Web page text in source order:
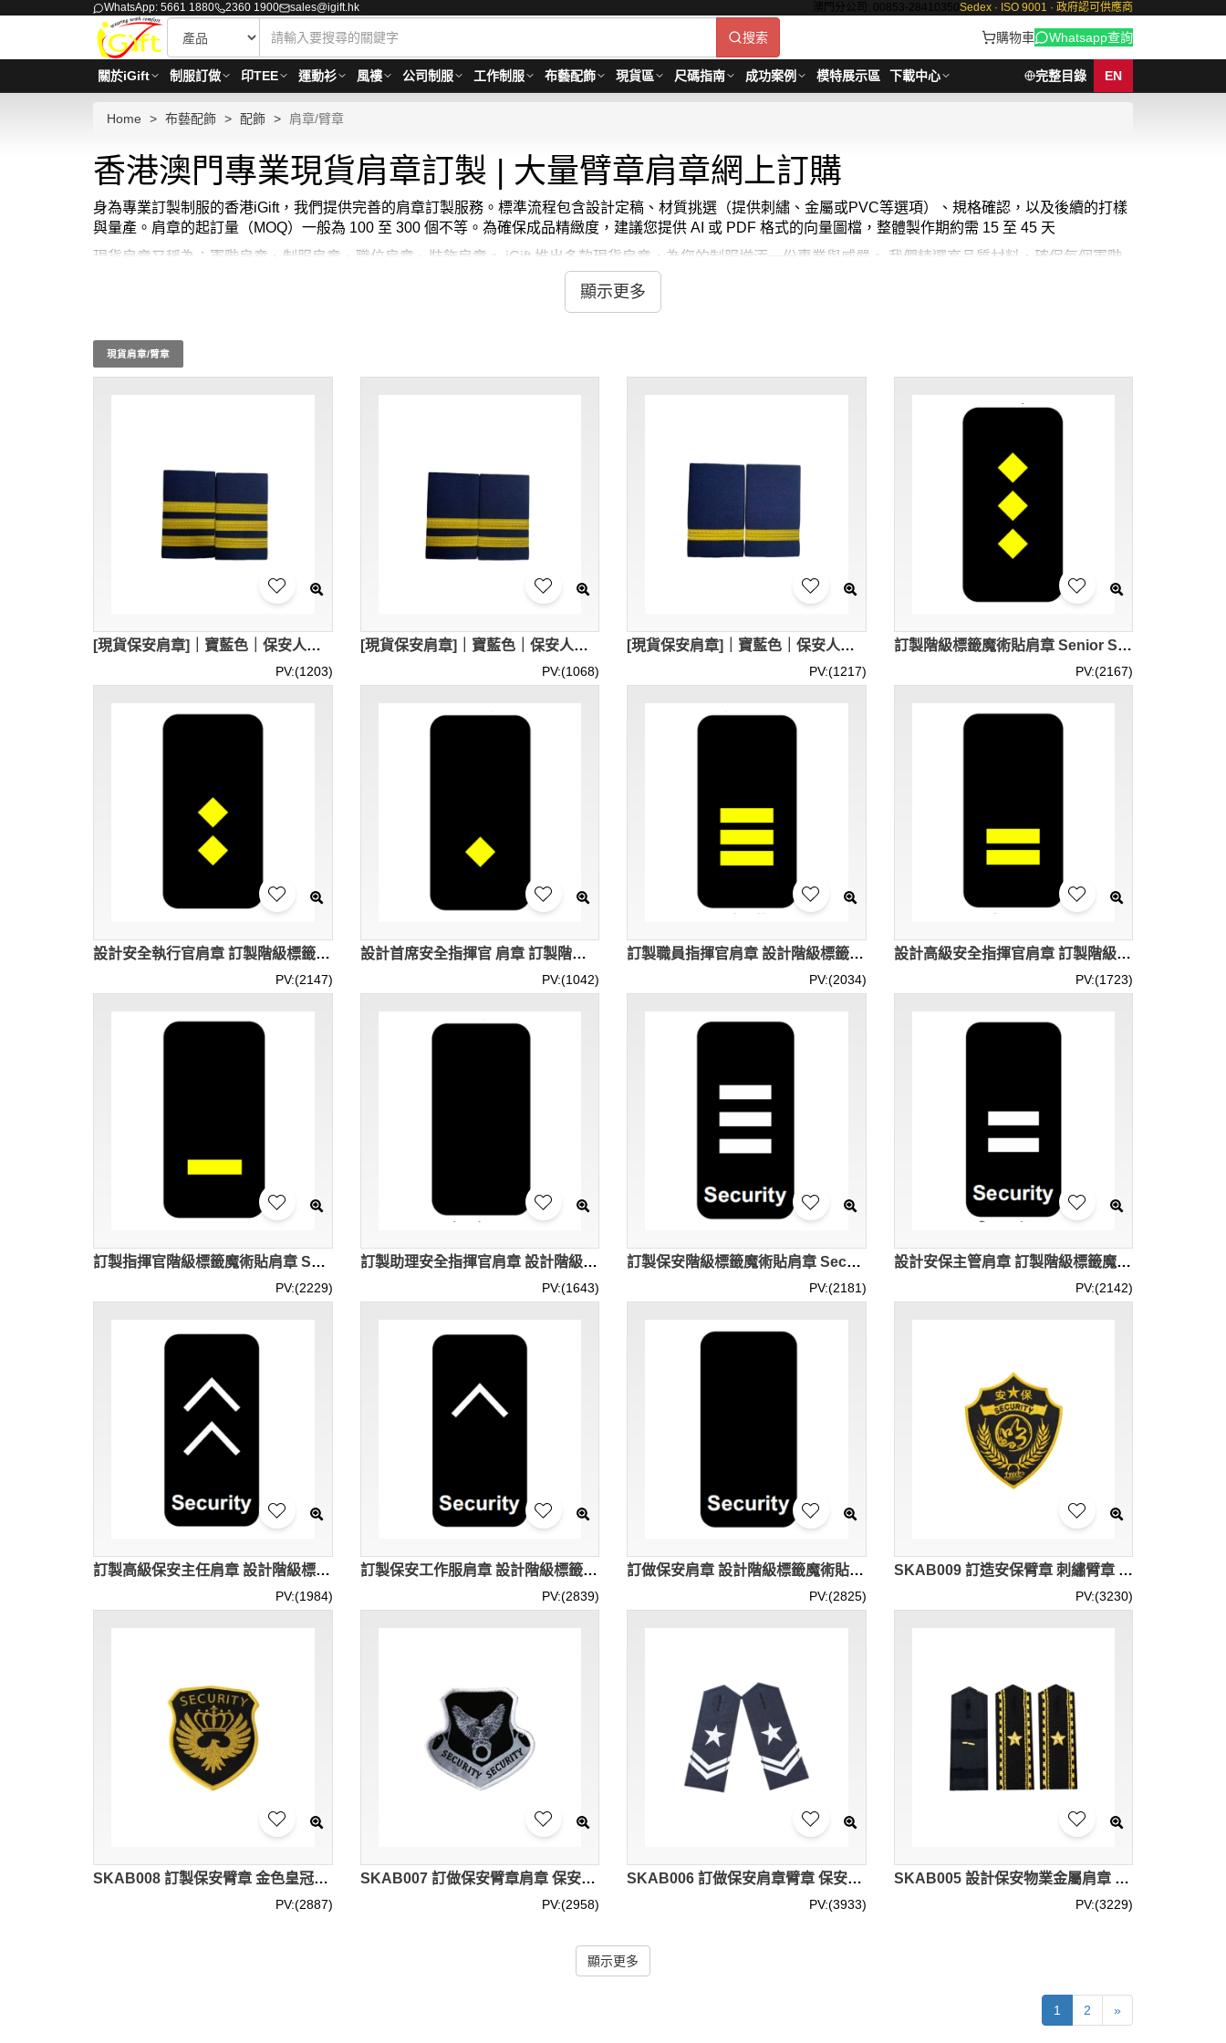
WhatsApp: 5661 1880 2360 1900 sales@igift.hk 澳門分公司: 00853-28410350 Sedex · ISO 9001 · 政府認可供應商
搜索 購物車 Whatsapp查詢
關於iGift 制服訂做 印TEE 運動衫 風褸 公司制服 工作制服 布藝配飾 現貨區 尺碼指南 成功案例 模特展示區 下載中心 完整目錄 EN
Home 布藝配飾 配飾 肩章/臂章
香港澳門專業現貨肩章訂製 | 大量臂章肩章網上訂購
身為專業訂製制服的香港iGift，我們提供完善的肩章訂製服務。標準流程包含設計定稿、材質挑選（提供刺繡、金屬或PVC等選項）、規格確認，以及後續的打樣
與量產。肩章的起訂量（MOQ）一般為 100 至 300 個不等。為確保成品精緻度，建議您提供 AI 或 PDF 格式的向量圖檔，整體製作期約需 15 至 45 天
現貨肩章又稱為：軍階肩章、制服肩章、職位肩章、裝飾肩章。 iGift 推出多款現貨肩章，為您的制服增添一份專業與威嚴。 我們精選高品質材料，確保每個軍階
肩章都精緻耐用，適合各種正式場合。 無論是軍警制服還是保安服裝，我們的現貨肩章都能讓您在職場中展現權威，彰顯身份地位。 同時，我們也提供
的肩章訂製服務。 選擇 iGift 的現貨肩章，為您的制服增添一份精緻與品質。 我們提供多種設計的裝飾肩章，滿足您的個性化需求。 我們的專業團隊保證每款現貨
肩章都能快速送達，從設計理念到細節處理，每一環節都體現我們對卓越品質的追求，助您輕鬆打造專業形象，讓您在每次佩戴時都能感受到肩章帶來的自豪和責
任感，成為工作中最可靠的標誌。 此外，我們也提供
定。 貨期約需 3-7 天
顯示更多
現貨肩章/臂章
[現貨保安肩章]｜寶藍色｜保安人員肩章｜3間肩章｜香港現貨｜HKD50 / 對 ｜SKAB024
PV:(1203)
[現貨保安肩章]｜寶藍色｜保安人員肩章｜2間肩章｜香港現貨｜HKD50 / 對 ｜SKAB023
PV:(1068)
[現貨保安肩章]｜寶藍色｜保安人員肩章｜1間肩章｜香港現貨｜HKD50 / 對 ｜SKAB022
PV:(1217)
訂製階級標籤魔術貼肩章 Senior Security Executive SKAB021
PV:(2167)
設計安全執行官肩章 訂製階級標籤魔術貼肩章 Assistant Security Executive SKAB020
PV:(2147)
設計首席安全指揮官 肩章 訂製階級標籤魔術貼肩章 SKAB019
PV:(1042)
訂製職員指揮官肩章 設計階級標籤魔術貼肩章 Staff Security Commander SKAB018
PV:(2034)
設計高級安全指揮官肩章 訂製階級標籤魔術貼肩章 SKAB017
PV:(1723)
訂製指揮官階級標籤魔術貼肩章 Security Commander SKAB016
PV:(2229)
訂製助理安全指揮官肩章 設計階級標籤魔術貼肩章 Assistant Security Commander SKAB015
PV:(1643)
訂製保安階級標籤魔術貼肩章 Security Supervisor 2 SKAB014
PV:(2181)
設計安保主管肩章 訂製階級標籤魔術貼肩章 Security Supervisor 1 SKAB013
PV:(2142)
訂製高級保安主任肩章 設計階級標籤魔術貼肩章 Senior Security Officer SKAB012
PV:(1984)
訂製保安工作服肩章 設計階級標籤魔術貼肩章 securIty Officer2 SKAB011
PV:(2839)
訂做保安肩章 設計階級標籤魔術貼 securIty Officer1 SKAB010
PV:(2825)
SKAB009 訂造安保臂章 刺繡臂章 制服配件
PV:(3230)
SKAB008 訂製保安臂章 金色皇冠臂章 飛行臂章
PV:(2887)
SKAB007 訂做保安臂章肩章 保安服裝配飾
PV:(2958)
SKAB006 訂做保安肩章臂章 保安制服配件 階級標籤魔術貼
PV:(3933)
SKAB005 設計保安物業金屬肩章 服飾配飾 階級標籤魔術貼
PV:(3229)
顯示更多
1 2 »